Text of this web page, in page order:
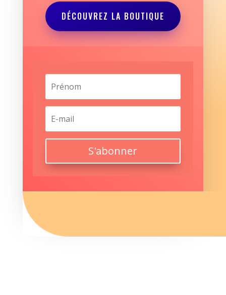
DÉCOUVREZ LA BOUTIQUE
S'abonner